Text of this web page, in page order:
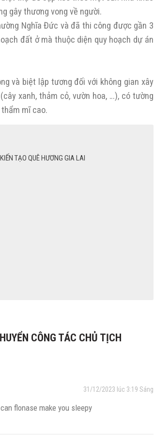
gây thương vong về người.
Nghĩa Đức và đã thi công được gần 3
đất ở mà thuộc diện quy hoạch dự án
và biệt lập tương đối với không gian xây
xanh, thảm cỏ, vườn hoa, …), có tường
mĩ cao.
TẠO QUÊ HƯƠNG GIA LAI
CÔNG TÁC CHỦ TỊCH
31/12/2023 lúc 3:19 Sáng
can flonase make you sleepy